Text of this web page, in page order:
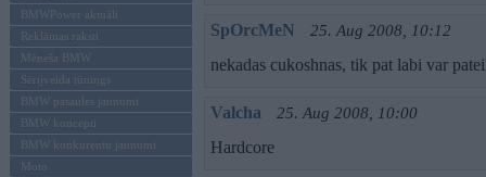
BMWPower aktuāli
Reklāmas raksti
Mēneša BMW
Sērijveida tūnings
BMW pasaules jaunumi
BMW koncepti
BMW konkurentu jaunumi
Moto
SpOrcMeN 25. Aug 2008, 10:12
nekadas cukoshnas, tik pat labi var
Valcha 25. Aug 2008, 10:00
Hardcore